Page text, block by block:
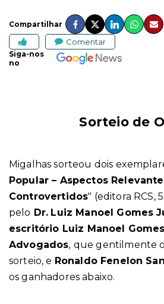
Compartilhar
Comentar
Siga-nos
no
Sorteio de
Migalhas sorteou dois
Popular – Aspectos
Controvertidos" (editora RCS,
pelo Dr. Luiz Manoel Gomes
escritório Luiz Manoel
Advogados, que gentilmente
sorteio, e Ronaldo Fenelon
os ganhadores abaixo.